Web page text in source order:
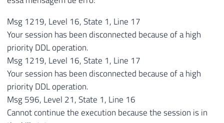
Msg 1219, Level 16, State 1, Line 17
Your session has been disconnected because of a high
priority DDL operation.
Msg 1219, Level 16, State 1, Line 17
Your session has been disconnected because of a high
priority DDL operation.
Msg 596, Level 21, State 1, Line 16
Cannot continue the execution because the session is in